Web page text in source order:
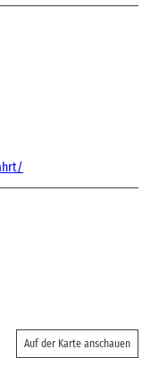
Auf der Karte anschauen